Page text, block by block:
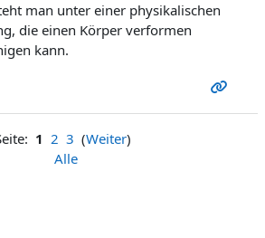
man unter einer physikalischen
die einen Körper verformen
kann.
1 2 3 (Weiter)
Alle